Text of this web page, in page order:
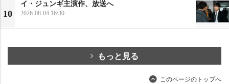
10
イ・ジュンギ主演作、放送へ
2026-08-04 16:30
もっと見る
このページのトップへ